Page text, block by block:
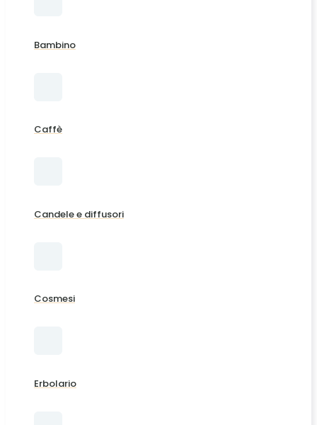
Bambino
Caffè
Candele e diffusori
Cosmesi
Erbolario